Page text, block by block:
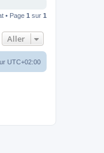
• Page 1 sur 1
Aller
UTC+02:00